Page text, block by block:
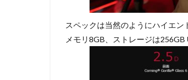
スペックは当然のようにハイエン
メモリ8GB、ストレージは256GB